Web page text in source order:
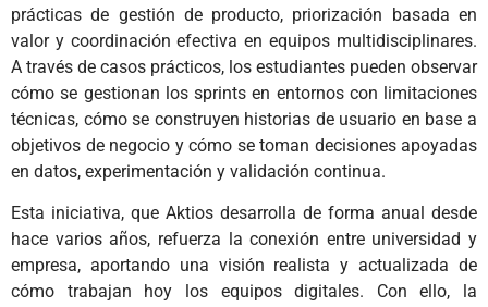
prácticas de gestión de producto, priorización basada en
valor y coordinación efectiva en equipos multidisciplinares.
A través de casos prácticos, los estudiantes pueden observar
cómo se gestionan los sprints en entornos con limitaciones
técnicas, cómo se construyen historias de usuario en base a
objetivos de negocio y cómo se toman decisiones apoyadas
en datos, experimentación y validación continua.
Esta iniciativa, que Aktios desarrolla de forma anual desde
hace varios años, refuerza la conexión entre universidad y
empresa, aportando una visión realista y actualizada de
cómo trabajan hoy los equipos digitales. Con ello, la